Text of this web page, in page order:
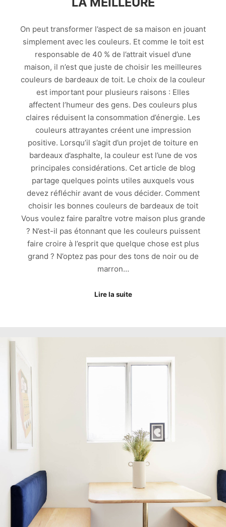
On peut transformer l’aspect de sa maison en jouant
simplement avec les couleurs. Et comme le toit est
responsable de 40 % de l’attrait visuel d’une
maison, il n’est que juste de choisir les meilleures
couleurs de bardeaux de toit. Le choix de la couleur
est important pour plusieurs raisons : Elles
affectent l’humeur des gens. Des couleurs plus
claires réduisent la consommation d’énergie. Les
couleurs attrayantes créent une impression
positive. Lorsqu’il s’agit d’un projet de toiture en
bardeaux d’asphalte, la couleur est l’une de vos
principales considérations. Cet article de blog
partage quelques points utiles auxquels vous
devez réfléchir avant de vous décider. Comment
choisir les bonnes couleurs de bardeaux de toit
Vous voulez faire paraître votre maison plus grande
? N’est-il pas étonnant que les couleurs puissent
faire croire à l’esprit que quelque chose est plus
grand ? N’optez pas pour des tons de noir ou de
marron…
Lire la suite